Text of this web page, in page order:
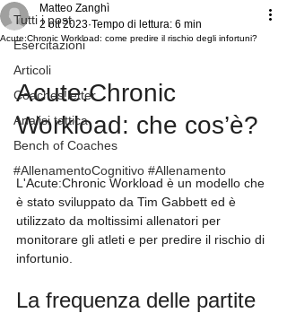
Tutti i post
Esercitazioni
Articoli
Coaches!letter
Analisi tattica
Bench of Coaches
#AllenamentoCognitivo #Allenamento
Acute:Chronic Workload: come predire il rischio degli infortuni?
Matteo Zanghì
2 ott 2023 Tempo di lettura: 6 min
Acute:Chronic
Workload: che cos’è?
L'Acute:Chronic Workload è un modello che
è stato sviluppato da Tim Gabbett ed è
utilizzato da moltissimi allenatori per
monitorare gli atleti e per predire il rischio di
infortunio.
La frequenza delle partite